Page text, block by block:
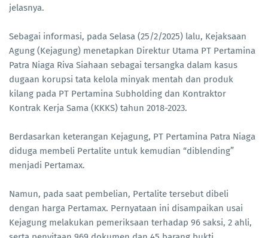
jelasnya.
Sebagai informasi, pada Selasa (25/2/2025) lalu, Kejaksaan
Agung (Kejagung) menetapkan Direktur Utama PT Pertamina
Patra Niaga Riva Siahaan sebagai tersangka dalam kasus
dugaan korupsi tata kelola minyak mentah dan produk
kilang pada PT Pertamina Subholding dan Kontraktor
Kontrak Kerja Sama (KKKS) tahun 2018-2023.
Berdasarkan keterangan Kejagung, PT Pertamina Patra Niaga
diduga membeli Pertalite untuk kemudian “diblending”
menjadi Pertamax.
Namun, pada saat pembelian, Pertalite tersebut dibeli
dengan harga Pertamax. Pernyataan ini disampaikan usai
Kejagung melakukan pemeriksaan terhadap 96 saksi, 2 ahli,